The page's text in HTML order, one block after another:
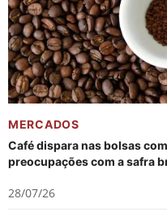
MERCADOS
Café dispara nas bolsas
preocupações com a safra
28/07/26